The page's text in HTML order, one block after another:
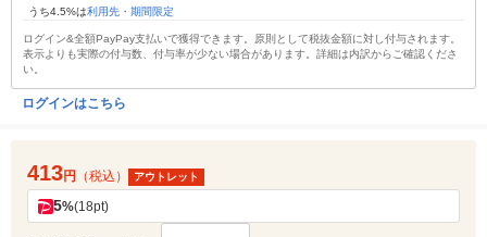
うち4.5%は利用先・期間限定
ログイン&全額PayPay支払いで獲得できます。原則として税抜金額に対し付与されます。
表示よりも実際の付与数、付与率が少ない場合があります。詳細は内訳からご確認くださ
い。
ログインはこちら
413円 （税込） アウトレット
5%(18pt)